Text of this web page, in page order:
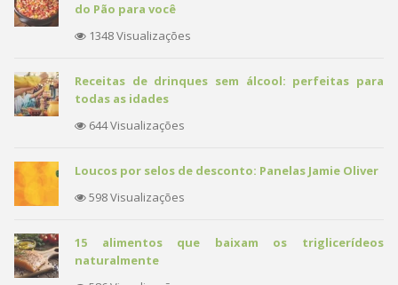
do Pão para você
1348 Visualizações
Receitas de drinques sem álcool: perfeitas para
todas as idades
644 Visualizações
Loucos por selos de desconto: Panelas Jamie Oliver
598 Visualizações
15 alimentos que baixam os triglicerídeos
naturalmente